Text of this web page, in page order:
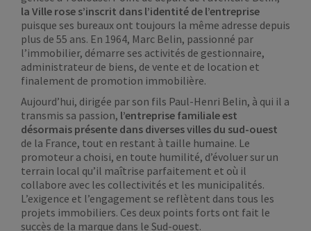
la Ville rose s’inscrit dans l’identité de l’entreprise
puisque ses bureaux ont toujours la même adresse depuis
plus de 55 ans. En 1964, Marc Belin, passionné par
l’immobilier, démarre ses activités de gestionnaire,
administrateur de biens, de vente et de location et
finalement de promotion immobilière.
Aujourd’hui, dirigée par son fils Paul-Henri Belin, à qui il a
transmis sa passion, l’entreprise familiale est
désormais présente dans diverses villes du sud-ouest
de la France, tout en restant à taille humaine. Le
promoteur a choisi, en toute humilité, d’évoluer sur un
terrain local qu’il maîtrise parfaitement et où il
collabore avec les collectivités et les municipalités.
L’exigence et l’engagement se reflètent dans tous les
projets immobiliers. Ces deux points forts ont fait le
succès de la marque dans le Sud-ouest.